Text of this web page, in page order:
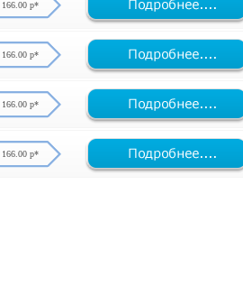
166.00 р*
166.00 р*
166.00 р*
166.00 р*